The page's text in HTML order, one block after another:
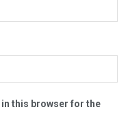
in this browser for the